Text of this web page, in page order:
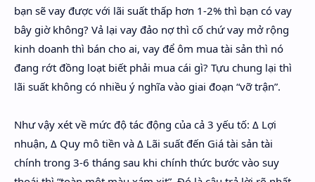
bạn sẽ vay được với lãi suất thấp hơn 1-2% thì bạn có vay
bây giờ không? Vả lại vay đảo nợ thì cố chứ vay mở rộng
kinh doanh thì bán cho ai, vay để ôm mua tài sản thì nó
đang rớt đồng loạt biết phải mua cái gì? Tựu chung lại thì
lãi suất không có nhiều ý nghĩa vào giai đoạn “vỡ trận”.
Như vậy xét về mức độ tác động của cả 3 yếu tố: Δ Lợi
nhuận, Δ Quy mô tiền và Δ Lãi suất đến Giá tài sản tài
chính trong 3-6 tháng sau khi chính thức bước vào suy